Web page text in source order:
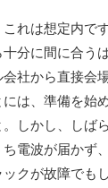
れは想定内で
分に間に合う
社から直接会
は、準備を始
。しかし、し
電波が届かず
クが故障でも